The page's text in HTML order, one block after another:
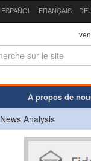
ESPAÑOL FRANÇAIS
A propos de
News Analysis